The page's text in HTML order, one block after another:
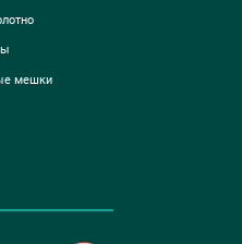
мешки